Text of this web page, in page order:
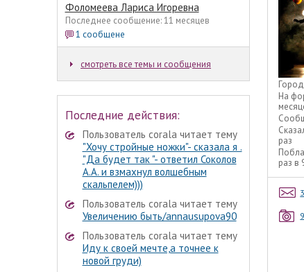
Фоломеева Лариса Игоревна
Последнее сообщение: 11 месяцев
1 сообщене
смотреть все темы и сообщения
Последние действия:
Пользователь corala читает тему
"Хочу стройные ножки"- сказала я .
"Да будет так "- ответил Соколов
А.А. и взмахнул волшебным
скальпелем)))
Пользователь corala читает тему
Увеличению быть/annausupova90
Пользователь corala читает тему
Иду к своей мечте,а точнее к
новой груди)
На
раз
раз в
9